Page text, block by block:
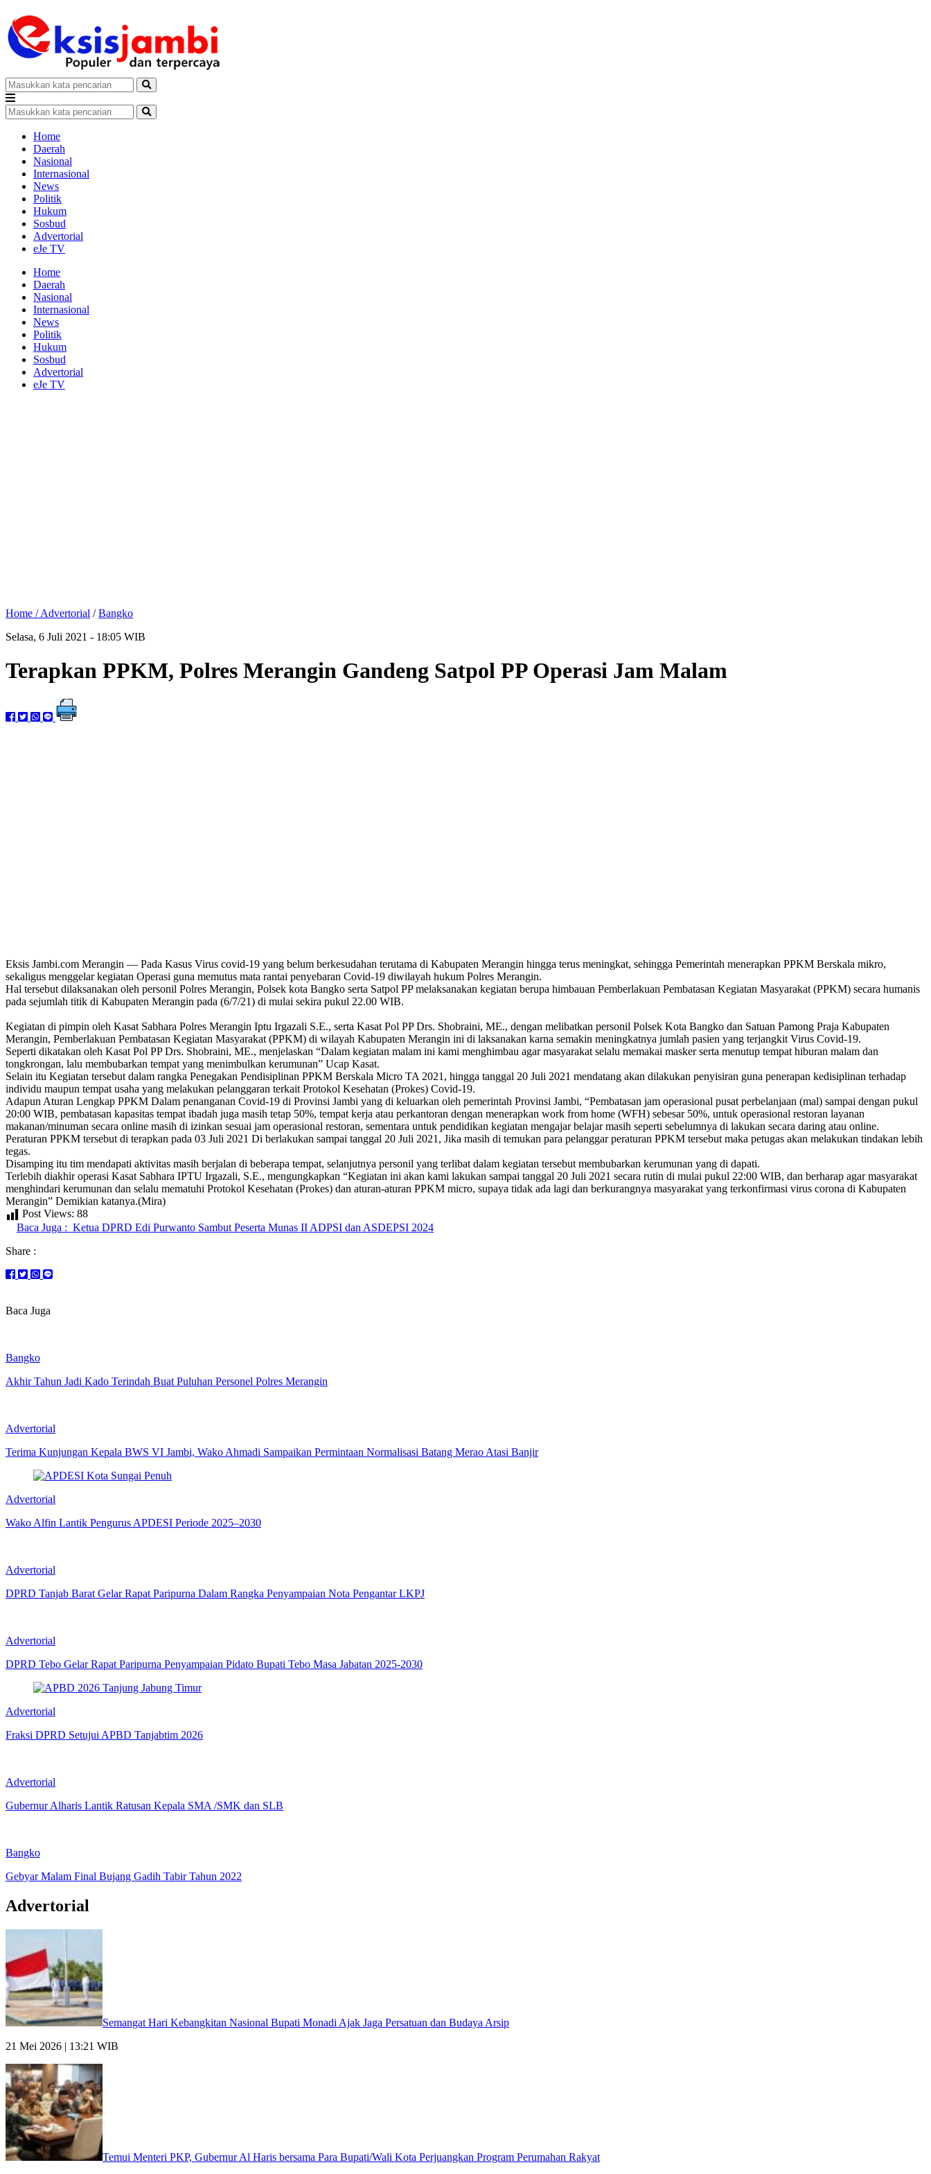
Home
Daerah
Nasional
Internasional
News
Politik
Hukum
Sosbud
Advertorial
eJe TV
Home
Daerah
Nasional
Internasional
News
Politik
Hukum
Sosbud
Advertorial
eJe TV
Home /Advertorial /Bangko
Selasa, 6 Juli 2021 - 18:05 WIB
Terapkan PPKM, Polres Merangin Gandeng Satpol PP Operasi Jam Malam
Eksis Jambi.com Merangin — Pada Kasus Virus covid-19 yang belum berkesudahan terutama di Kabupaten Merangin hingga terus meningkat, sehingga Pemerintah menerapkan PPKM Berskala mikro,
sekaligus menggelar kegiatan Operasi guna memutus mata rantai penyebaran Covid-19 diwilayah hukum Polres Merangin.
Hal tersebut dilaksanakan oleh personil Polres Merangin, Polsek kota Bangko serta Satpol PP melaksanakan kegiatan berupa himbauan Pemberlakuan Pembatasan Kegiatan Masyarakat (PPKM) secara humanis
pada sejumlah titik di Kabupaten Merangin pada (6/7/21) di mulai sekira pukul 22.00 WIB.
Kegiatan di pimpin oleh Kasat Sabhara Polres Merangin Iptu Irgazali S.E., serta Kasat Pol PP Drs. Shobraini, ME., dengan melibatkan personil Polsek Kota Bangko dan Satuan Pamong Praja Kabupaten
Merangin, Pemberlakuan Pembatasan Kegiatan Masyarakat (PPKM) di wilayah Kabupaten Merangin ini di laksanakan karna semakin meningkatnya jumlah pasien yang terjangkit Virus Covid-19.
Seperti dikatakan oleh Kasat Pol PP Drs. Shobraini, ME., menjelaskan “Dalam kegiatan malam ini kami menghimbau agar masyarakat selalu memakai masker serta menutup tempat hiburan malam dan
tongkrongan, lalu membubarkan tempat yang menimbulkan kerumunan” Ucap Kasat.
Selain itu Kegiatan tersebut dalam rangka Penegakan Pendisiplinan PPKM Berskala Micro TA 2021, hingga tanggal 20 Juli 2021 mendatang akan dilakukan penyisiran guna penerapan kedisiplinan terhadap
individu maupun tempat usaha yang melakukan pelanggaran terkait Protokol Kesehatan (Prokes) Covid-19.
Adapun Aturan Lengkap PPKM Dalam penanganan Covid-19 di Provinsi Jambi yang di keluarkan oleh pemerintah Provinsi Jambi, “Pembatasan jam operasional pusat perbelanjaan (mal) sampai dengan pukul
20:00 WIB, pembatasan kapasitas tempat ibadah juga masih tetap 50%, tempat kerja atau perkantoran dengan menerapkan work from home (WFH) sebesar 50%, untuk operasional restoran layanan
makanan/minuman secara online masih di izinkan sesuai jam operasional restoran, sementara untuk pendidikan kegiatan mengajar belajar masih seperti sebelumnya di lakukan secara daring atau online.
Peraturan PPKM tersebut di terapkan pada 03 Juli 2021 Di berlakukan sampai tanggal 20 Juli 2021, Jika masih di temukan para pelanggar peraturan PPKM tersebut maka petugas akan melakukan tindakan lebih
tegas.
Disamping itu tim mendapati aktivitas masih berjalan di beberapa tempat, selanjutnya personil yang terlibat dalam kegiatan tersebut membubarkan kerumunan yang di dapati.
Terlebih diakhir operasi Kasat Sabhara IPTU Irgazali, S.E., mengungkapkan “Kegiatan ini akan kami lakukan sampai tanggal 20 Juli 2021 secara rutin di mulai pukul 22:00 WIB, dan berharap agar masyarakat
menghindari kerumunan dan selalu mematuhi Protokol Kesehatan (Prokes) dan aturan-aturan PPKM micro, supaya tidak ada lagi dan berkurangnya masyarakat yang terkonfirmasi virus corona di Kabupaten
Merangin” Demikian katanya.(Mira)
Post Views: 88
Baca Juga : Ketua DPRD Edi Purwanto Sambut Peserta Munas II ADPSI dan ASDEPSI 2024
Share :
Baca Juga
Bangko
Akhir Tahun Jadi Kado Terindah Buat Puluhan Personel Polres Merangin
Advertorial
Terima Kunjungan Kepala BWS VI Jambi, Wako Ahmadi Sampaikan Permintaan Normalisasi Batang Merao Atasi Banjir
Advertorial
Wako Alfin Lantik Pengurus APDESI Periode 2025–2030
Advertorial
DPRD Tanjab Barat Gelar Rapat Paripurna Dalam Rangka Penyampaian Nota Pengantar LKPJ
Advertorial
DPRD Tebo Gelar Rapat Paripurna Penyampaian Pidato Bupati Tebo Masa Jabatan 2025-2030
Advertorial
Fraksi DPRD Setujui APBD Tanjabtim 2026
Advertorial
Gubernur Alharis Lantik Ratusan Kepala SMA /SMK dan SLB
Bangko
Gebyar Malam Final Bujang Gadih Tabir Tahun 2022
Advertorial
Semangat Hari Kebangkitan Nasional Bupati Monadi Ajak Jaga Persatuan dan Budaya Arsip
21 Mei 2026 | 13:21 WIB
Temui Menteri PKP, Gubernur Al Haris bersama Para Bupati/Wali Kota Perjuangkan Program Perumahan Rakyat